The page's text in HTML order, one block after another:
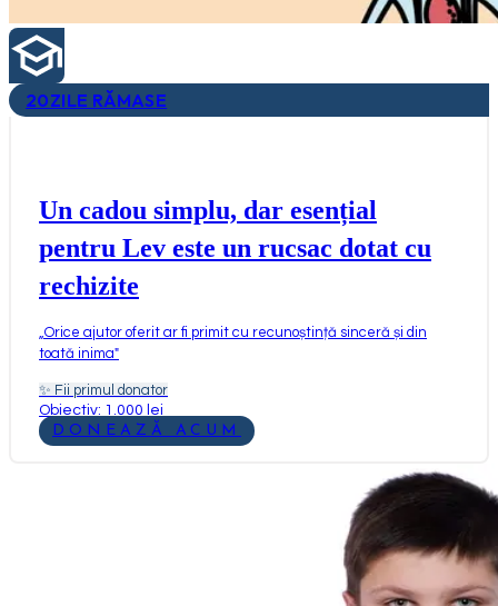
20ZILE RĂMASE
Un cadou simplu, dar esențial
pentru Lev este un rucsac dotat cu
rechizite
Orice ajutor oferit ar fi primit cu recunoștință sinceră și din
toată inima"
✨ Fii primul donator
Obiectiv: 1.000 lei
DONEAZĂ ACUM